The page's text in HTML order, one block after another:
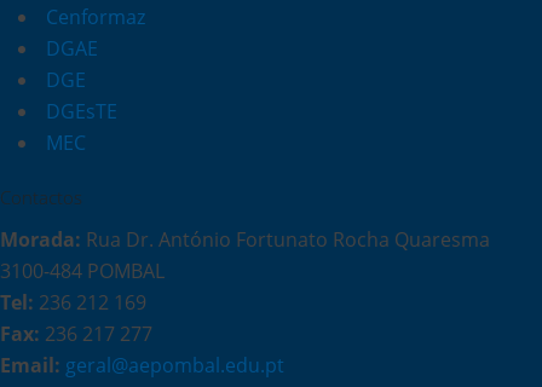
Cenformaz
DGAE
DGE
DGEsTE
MEC
Contactos
Morada: Rua Dr. António Fortunato Rocha Quaresma
3100-484 POMBAL
Tel: 236 212 169
Fax: 236 217 277
Email: geral@aepombal.edu.pt